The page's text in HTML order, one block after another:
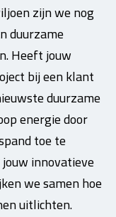
zijn we nog
duurzame
Heeft jouw
bij een klant
duurzame
energie door
toe te
innovatieve
we samen hoe
uitlichten.